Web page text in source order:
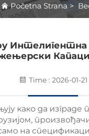
Početna Strana >
Time : 2026-01-21
како да изграде
на